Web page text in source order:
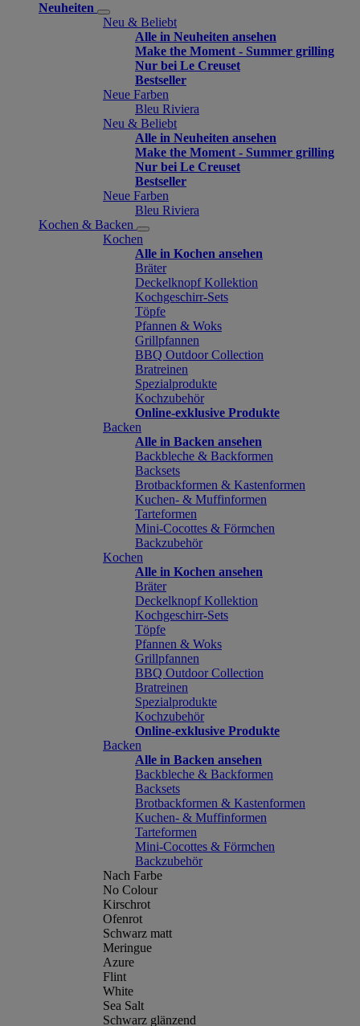
Neuheiten
Neu & Beliebt
Alle in Neuheiten ansehen
Make the Moment - Summer grilling
Nur bei Le Creuset
Bestseller
Neue Farben
Bleu Riviera
Neu & Beliebt
Alle in Neuheiten ansehen
Make the Moment - Summer grilling
Nur bei Le Creuset
Bestseller
Neue Farben
Bleu Riviera
Kochen & Backen
Kochen
Alle in Kochen ansehen
Bräter
Deckelknopf Kollektion
Kochgeschirr-Sets
Töpfe
Pfannen & Woks
Grillpfannen
BBQ Outdoor Collection
Bratreinen
Spezialprodukte
Kochzubehör
Online-exklusive Produkte
Backen
Alle in Backen ansehen
Backbleche & Backformen
Backsets
Brotbackformen & Kastenformen
Kuchen- & Muffinformen
Tarteformen
Mini-Cocottes & Förmchen
Backzubehör
Kochen
Alle in Kochen ansehen
Bräter
Deckelknopf Kollektion
Kochgeschirr-Sets
Töpfe
Pfannen & Woks
Grillpfannen
BBQ Outdoor Collection
Bratreinen
Spezialprodukte
Kochzubehör
Online-exklusive Produkte
Backen
Alle in Backen ansehen
Backbleche & Backformen
Backsets
Brotbackformen & Kastenformen
Kuchen- & Muffinformen
Tarteformen
Mini-Cocottes & Förmchen
Backzubehör
Nach Farbe
No Colour
Kirschrot
Ofenrot
Schwarz matt
Meringue
Azure
Flint
White
Sea Salt
Schwarz glänzend